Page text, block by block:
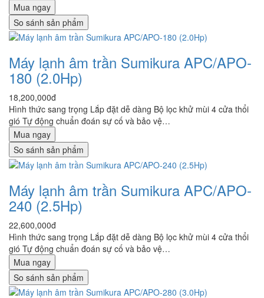
Mua ngay
So sánh sản phẩm
Máy lạnh âm trần Sumikura APC/APO-
180 (2.0Hp)
18,200,000đ
Hình thức sang trọng Lắp đặt dễ dàng Bộ lọc khử mùi 4 cửa thổi
gió Tự động chuẩn đoán sự cố và bảo vệ…
Mua ngay
So sánh sản phẩm
Máy lạnh âm trần Sumikura APC/APO-
240 (2.5Hp)
22,600,000đ
Hình thức sang trọng Lắp đặt dễ dàng Bộ lọc khử mùi 4 cửa thổi
gió Tự động chuẩn đoán sự cố và bảo vệ…
Mua ngay
So sánh sản phẩm